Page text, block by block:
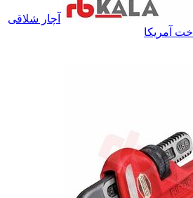
آچار شلاقی